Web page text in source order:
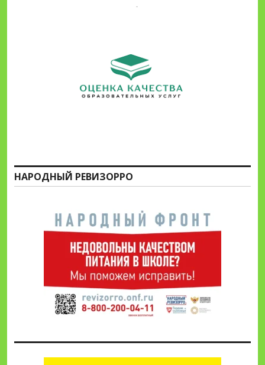
НАРОДНЫЙ РЕВИЗОРРО